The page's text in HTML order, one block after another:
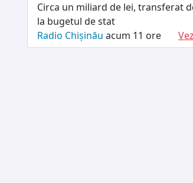
Circa un miliard de lei, transferat
la bugetul de stat
Radio Chișinău acum 11 ore